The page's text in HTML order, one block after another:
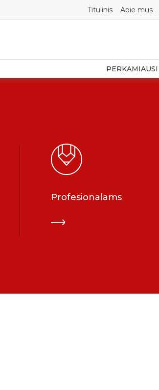
Titulinis Apie mus
PERKAMIAUSI
Profesionalams